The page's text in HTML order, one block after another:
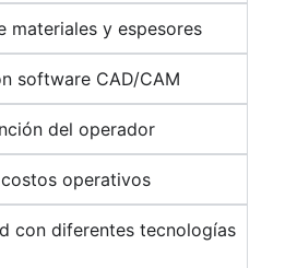
materiales y espesores
software CAD/CAM
del operador
operativos
con diferentes tecnologías